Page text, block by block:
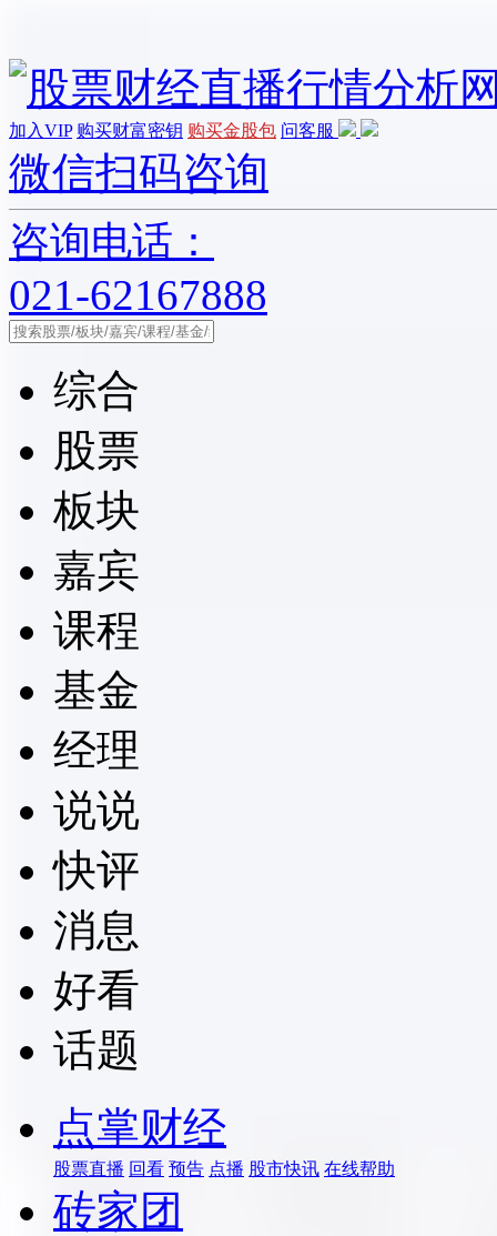
加入VIP 购买财富密钥 购买金股包 问客服
微信扫码咨询
咨询电话：
021-62167888
综合
股票
板块
嘉宾
课程
基金
经理
说说
快评
消息
好看
话题
点掌财经
股票直播 回看 预告 点播 股市快讯 在线帮助
砖家团